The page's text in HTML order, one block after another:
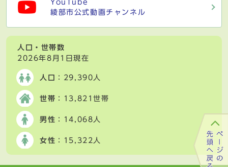
YouTube
綾部市公式動画チャンネル
人口・世帯数
2026年8月1日現在
人口 ：29,390人
世帯 ：13,821世帯
男性 ：14,068人
女性 ：15,322人